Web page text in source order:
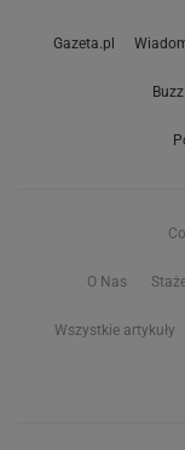
Gazeta.pl
Buzz
O Nas
Wszystkie artykuły